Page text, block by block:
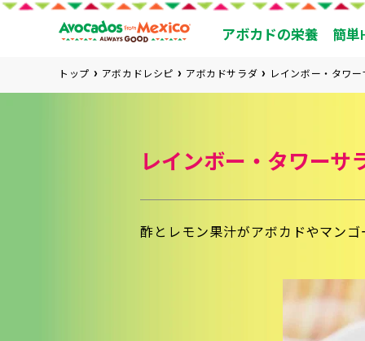
アボカドの栄養 簡単
トップ アボカドレシピ アボカドサラダ レインボー・タワー
レインボー・タワーサ
酢とレモン果汁がアボカドやマン